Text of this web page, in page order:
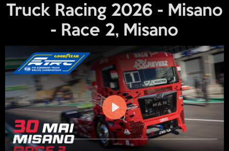
Truck Racing 2026 - Misano
- Race 2, Misano